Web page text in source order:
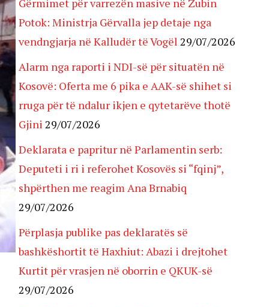
Gërmimet për varrezën masive në Zubin
Potok: Ministrja Gërvalla jep detaje nga
vendngjarja në Kalludër të Vogël 29/07/2026
Alarm nga raporti i NDI-së për situatën në
Kosovë: Oferta me 6 pika e AAK-së shihet si
rruga për të ndalur ikjen e qytetarëve thotë
Gjini 29/07/2026
Deklarata e papritur në Parlamentin serb:
Deputeti i ri i referohet Kosovës si “fqinj”,
shpërthen me reagim Ana Brnabiq
29/07/2026
Përplasja publike pas deklaratës së
bashkëshortit të Haxhiut: Abazi i drejtohet
Kurtit për vrasjen në oborrin e QKUK-së
29/07/2026